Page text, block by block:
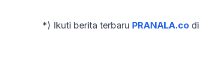
*) Ikuti berita terbaru PRANALA.co di